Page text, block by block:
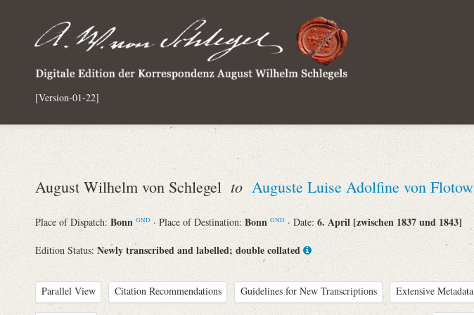
[Version-01-22]
August Wilhelm von Schlegel to Auguste Luise Adolfine von Flotow
Place of Dispatch: Bonn GND · Place of Destination:Bonn GND · Date: 6. April [zwischen 1837 und 1843]
Edition Status: Newly transcribed and labelled; double collated
Parallel View Citation Recommendations Guidelines for New Transcriptions Extensive Metadata